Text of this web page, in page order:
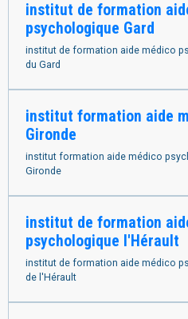
institut de formation
psychologique Gard
institut de formation aide médico
du Gard
institut formation aide
Gironde
institut formation aide médico
Gironde
institut de formation
psychologique l'Hérault
institut de formation aide médico
de l'Hérault